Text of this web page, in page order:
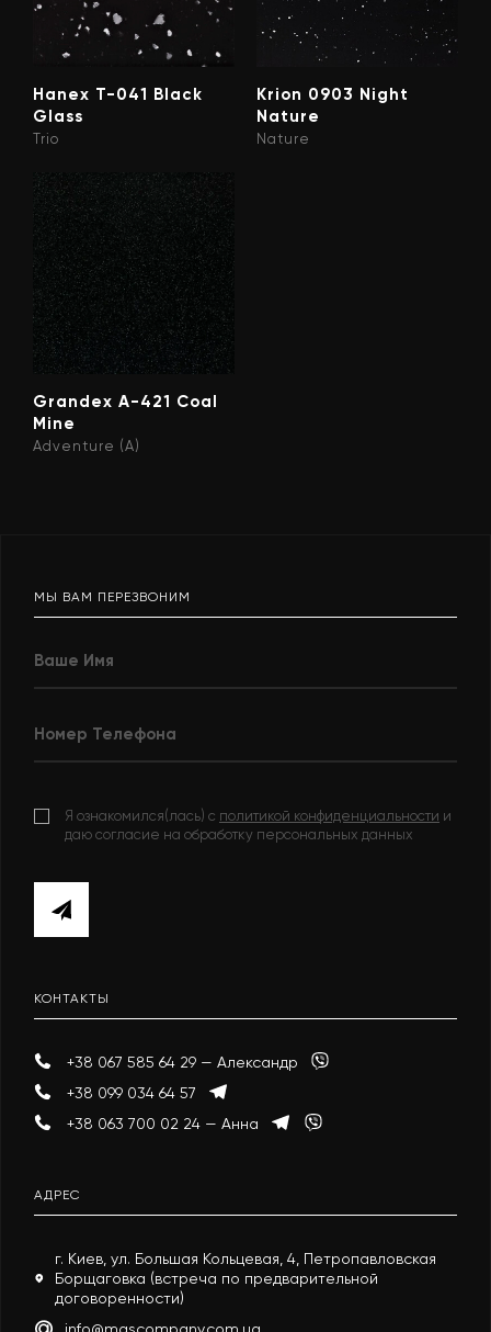
Hanex T-041 Black
Glass
Trio
Krion 0903 Night
Nature
Nature
Grandex A-421 Coal
Mine
Adventure (A)
МЫ ВАМ ПЕРЕЗВОНИМ
Я ознакомился(лась) с политикой конфиденциальности и
даю согласие на обработку персональных данных
КОНТАКТЫ
+38 067 585 64 29 — Александр
+38 099 034 64 57
+38 063 700 02 24 — Анна
АДРЕС
г. Киев, ул. Большая Кольцевая, 4, Петропавловская
Борщаговка (встреча по предварительной
договоренности)